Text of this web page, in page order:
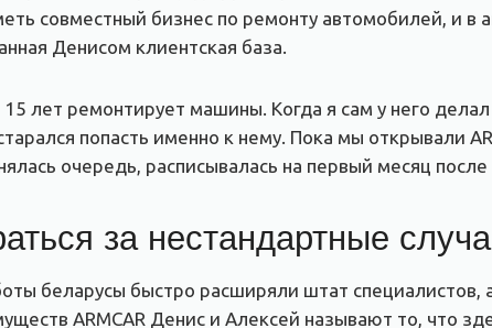
совместный бизнес по ремонту автомобилей, и в
Денисом клиентская база.
лет ремонтирует машины. Когда я сам у него
попасть именно к нему. Пока мы открывали
очередь, расписывалась на первый месяц
за нестандартные
беларусы быстро расширяли штат
ARMCAR Денис и Алексей называют то, что